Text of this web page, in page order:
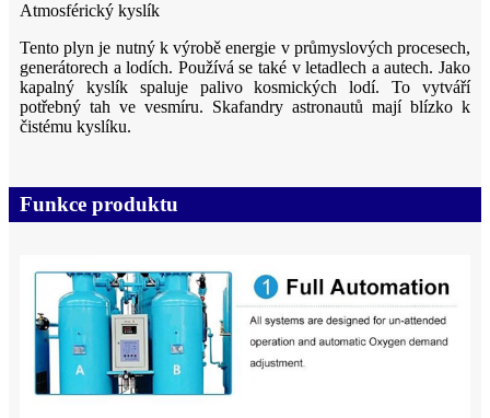
Atmosférický kyslík
Tento plyn je nutný k výrobě energie v průmyslových procesech,
generátorech a lodích. Používá se také v letadlech a autech. Jako
kapalný kyslík spaluje palivo kosmických lodí. To vytváří
potřebný tah ve vesmíru. Skafandry astronautů mají blízko k
čistému kyslíku.
Funkce produktu